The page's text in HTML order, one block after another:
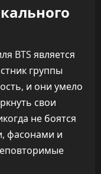
BTS является
группы
и они умело
свои
не боятся
фасонами и